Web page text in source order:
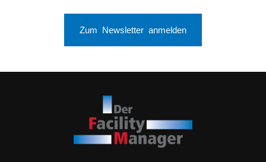
Zum Newsletter anmelden